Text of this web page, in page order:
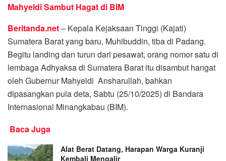
Mahyeldi Sambut Hagat di BIM
Beritanda.net– Kepala Kejaksaan Tinggi (Kajati)
Sumatera Barat yang baru, Muhibuddin, tiba di Padang.
Begitu landing dan turun dari pesawat, orang nomor satu di
lembaga Adhyaksa di Sumatera Barat itu disambut hangat
oleh Gubernur Mahyeldi Ansharullah, bahkan
dipasangkan pula deta, Sabtu (25/10/2025) di Bandara
Internasional Minangkabau (BIM).
Baca Juga
Alat Berat Datang, Harapan Warga Kuranji
Kembali Mengalir